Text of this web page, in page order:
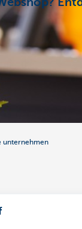
unternehmen